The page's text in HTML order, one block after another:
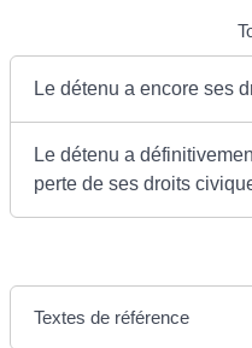
Le détenu a encore ses
Le détenu a
perte de ses droits
Textes de référence